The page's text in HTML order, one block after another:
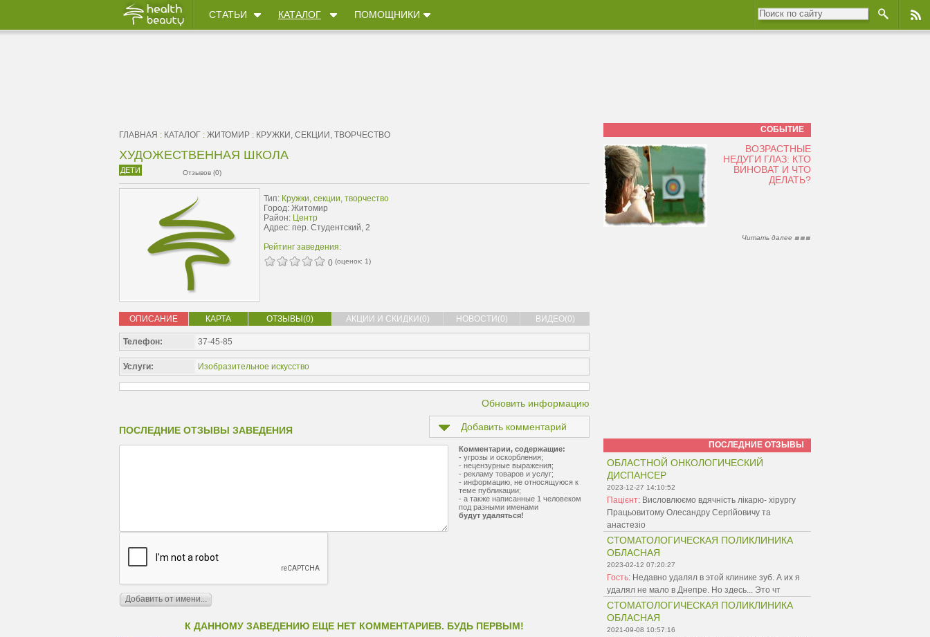
СТАТЬИ КАТАЛОГ ПОМОЩНИКИ
ГЛАВНАЯ : КАТАЛОГ : ЖИТОМИР : КРУЖКИ, СЕКЦИИ, ТВОРЧЕСТВО
ХУДОЖЕСТВЕННАЯ ШКОЛА
ДЕТИ Отзывов (0)
Тип: Кружки, секции, творчество
Город: Житомир
Район: Центр
Адрес: пер. Студентский, 2
Рейтинг заведения:
0 (оценок: 1)
ОПИСАНИЕ КАРТА ОТЗЫВЫ(0) АКЦИИ И СКИДКИ(0) НОВОСТИ(0) ВИДЕО(0)
Телефон: 37-45-85
Услуги: Изобразительное искусство
Обновить информацию
ПОСЛЕДНИЕ ОТЗЫВЫ ЗАВЕДЕНИЯ Добавить комментарий
Комментарии, содержащие:
- угрозы и оскорбления;
- нецензурные выражения;
- рекламу товаров и услуг;
- информацию, не относящуюся к
теме публикации;
- а также написанные 1 человеком
под разными именами
будут удаляться!
К ДАННОМУ ЗАВЕДЕНИЮ ЕЩЕ НЕТ КОММЕНТАРИЕВ. БУДЬ ПЕРВЫМ!
СОБЫТИЕ
ВОЗРАСТНЫЕ
НЕДУГИ ГЛАЗ: КТО
ВИНОВАТ И ЧТО
ДЕЛАТЬ?
Читать далее
ПОСЛЕДНИЕ ОТЗЫВЫ
ОБЛАСТНОЙ ОНКОЛОГИЧЕСКИЙ
ДИСПАНСЕР
2023-12-27 14:10:52
Пацієнт: Висловлюємо вдячність лікарю- хірургу
Працьовитому Олесандру Сергійовичу та
анастезіо
СТОМАТОЛОГИЧЕСКАЯ ПОЛИКЛИНИКА
ОБЛАСНАЯ
2023-02-12 07:20:27
Гость: Недавно удалял в этой клинике зуб. А их я
удалял не мало в Днепре. Но здесь... Это чт
СТОМАТОЛОГИЧЕСКАЯ ПОЛИКЛИНИКА
ОБЛАСНАЯ
2021-09-08 10:57:16